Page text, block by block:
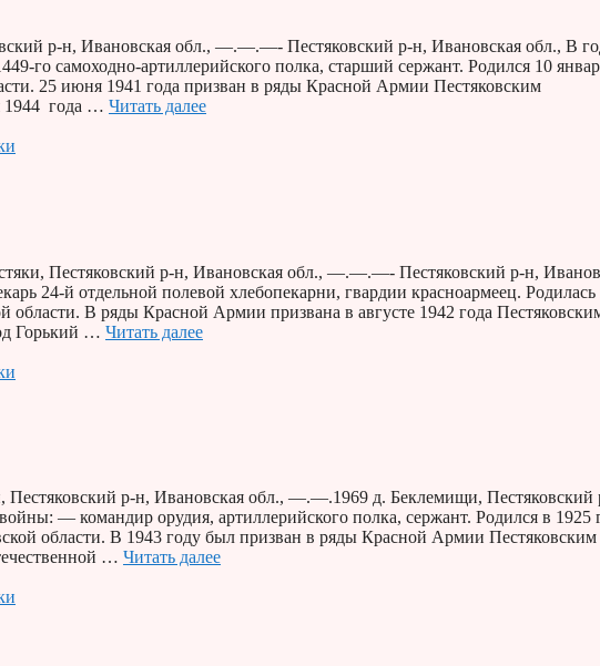
р-н, Ивановская обл., —.—.—- Пестяковский р-н, Ивановская обл., В
го самоходно-артиллерийского полка, старший сержант. Родился 10
25 июня 1941 года призван в ряды Красной Армии Пестяковским
1944 года … Читать далее
Пестяковский р-н, Ивановская обл., —.—.—- Пестяковский р-н,
24-й отдельной полевой хлебопекарни, гвардии красноармеец. Родилась
области. В ряды Красной Армии призвана в августе 1942 года
Горький … Читать далее
р-н, Ивановская обл., —.—.1969 д. Беклемищи, Пестяковский
— командир орудия, артиллерийского полка, сержант. Родился в 1925
области. В 1943 году был призван в ряды Красной Армии Пестяковским
… Читать далее